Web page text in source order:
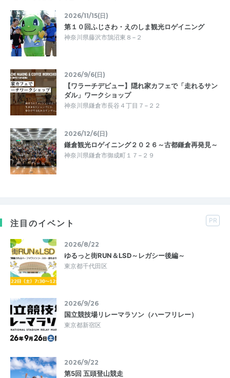
2026/11/15(日)
第１０回ふじさわ・えのしま観光ロゲイニング
神奈川県藤沢市鵠沼東８−２
2026/9/6(日)
【ワラーチデビュー】隠れ家カフェで「走れるサン
ダル」ワークショップ
神奈川県鎌倉市長谷４丁目７−２２
2026/12/6(日)
鎌倉観光ロゲイニング２０２６～古都鎌倉再発見～
神奈川県鎌倉市御成町１７−２９
注目のイベント PR
2026/8/22
ゆるっと街RUN＆LSD～レガシー後編～
東京都千代田区
2026/9/26
国立競技場リレーマラソン（ハーフリレー）
東京都新宿区
2026/9/22
第5回 五頭登山競走